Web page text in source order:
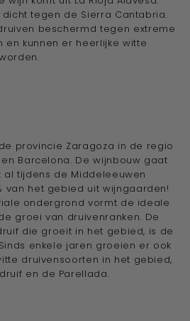
tegen de Sierra Cantabria.
beschermd tegen extreme
kunnen er heerlijke witte
provincie Zaragoza in de regio
Barcelona. De wijnbouw gaat
tijdens de Middeleeuwen
van het gebied uit wijngaarden!
ondergrond vormt de ideale
groei van druivenranken. De
die groeit in het gebied, is de
enkele jaren groeien er ook
druivensoorten in het gebied,
druif en de Parellada.